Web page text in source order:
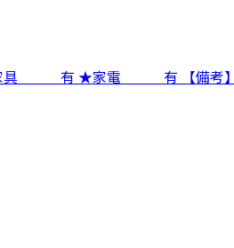
有 ★家電 有 【備考】 ※上